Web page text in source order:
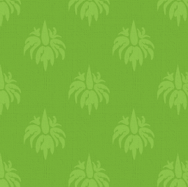
friss
vízzel,
majd díszítsük
mentával.